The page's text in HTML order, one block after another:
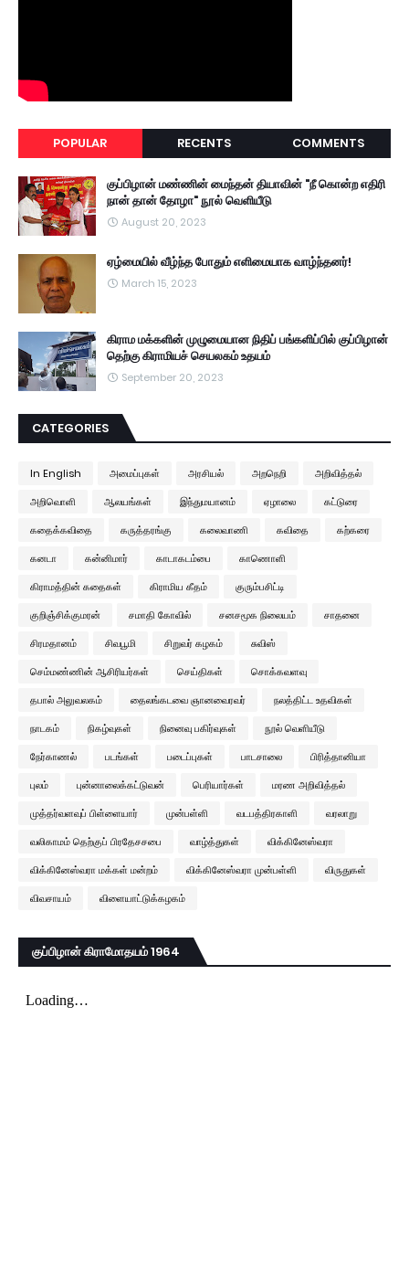
POPULAR RECENTS COMMENTS
குப்பிழான் மண்ணின் மைந்தன் தியாவின் "நீ கொன்ற எதிரி
நான் தான் தோழா" நூல் வெளியீடு
August 20, 2023
ஏழ்மையில் வீழ்ந்த போதும் எளிமையாக வாழ்ந்தனர்!
March 15, 2023
கிராம மக்களின் முழுமையான நிதிப் பங்களிப்பில் குப்பிழான்
தெற்கு கிராமியச் செயலகம் உதயம்
September 20, 2023
CATEGORIES
In English அமைப்புகள் அரசியல் அறநெறி
அறிவித்தல்
அறிவொளி
ஆலயங்கள் இந்துமயானம் ஏழாலை
கட்டுரை
கதைக்கவிதை
கருத்தரங்கு கலைவாணி கவிதை
கற்கரை
கனடா
கன்னிமார் காடாகடம்பை
காணொளி
கிராமத்தின் கதைகள்
கிராமிய கீதம்
குரும்பசிட்டி
குறிஞ்சிக்குமரன்
சமாதி கோவில் சனசமூக நிலையம்
சாதனை
சிரமதானம்
சிவபூமி சிறுவர் கழகம்
சுவிஸ்
செம்மண்ணின் ஆசிரியர்கள்
செய்திகள்
சொக்கவளவு
தபால் அலுவலகம்
தைலங்கடவை ஞானவைரவர்
நலத்திட்ட உதவிகள்
நாடகம்
நிகழ்வுகள் நினைவு பகிர்வுகள்
நூல் வெளியீடு
நேர்காணல்
படங்கள் படைப்புகள் பாடசாலை
பிரித்தானியா
புலம்
புன்னாலைக்கட்டுவன் பெரியார்கள்
மரண அறிவித்தல்
முத்தர்வளவுப் பிள்ளையார்
முன்பள்ளி வடபத்திரகாளி
வரலாறு
வலிகாமம் தெற்குப் பிரதேசசபை
வாழ்த்துகள்
விக்கினேஸ்வரா
விக்கினேஸ்வரா மக்கள் மன்றம்
விக்கினேஸ்வரா முன்பள்ளி
விருதுகள்
விவசாயம்
விளையாட்டுக்கழகம்
குப்பிழான் கிராமோதயம் 1964